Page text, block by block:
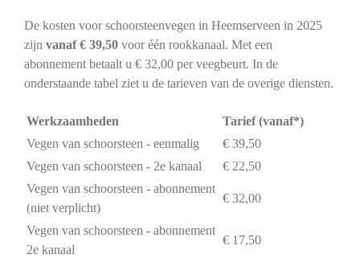
De kosten voor schoorsteenvegen in Heemserveen in 2025
zijn vanaf € 39,50voor één rookkanaal. Met een
abonnement betaalt u € 32,00 per veegbeurt. In de
onderstaande tabel ziet u de tarieven van de overige diensten.
Werkzaamheden
Tarief (vanaf*)
Vegen van schoorsteen - eenmalig
€ 39,50
Vegen van schoorsteen - 2e kanaal
€ 22,50
Vegen van schoorsteen - abonnement
(niet verplicht)
€ 32,00
Vegen van schoorsteen - abonnement
2e kanaal
€ 17,50